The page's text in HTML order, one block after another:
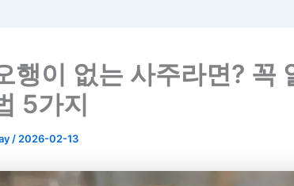
행이 없는 사주라면? 꼭
5가지
/2026-02-13